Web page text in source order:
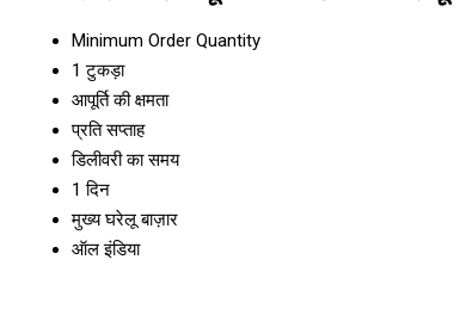
Minimum Order Quantity
1 टुकड़ा
आपूर्ति की क्षमता
प्रति सप्ताह
डिलीवरी का समय
1 दिन
मुख्य घरेलू बाज़ार
ऑल इंडिया